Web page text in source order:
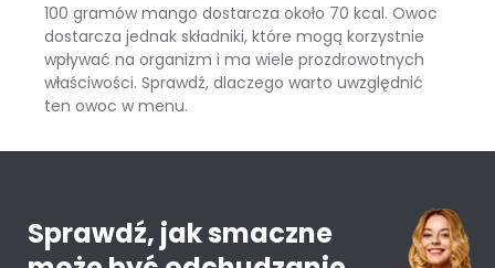
100 gramów mango dostarcza około 70 kcal. Owoc
dostarcza jednak składniki, które mogą korzystnie
wpływać na organizm i ma wiele prozdrowotnych
właściwości. Sprawdź, dlaczego warto uwzględnić
ten owoc w menu.
Sprawdź, jak smaczne